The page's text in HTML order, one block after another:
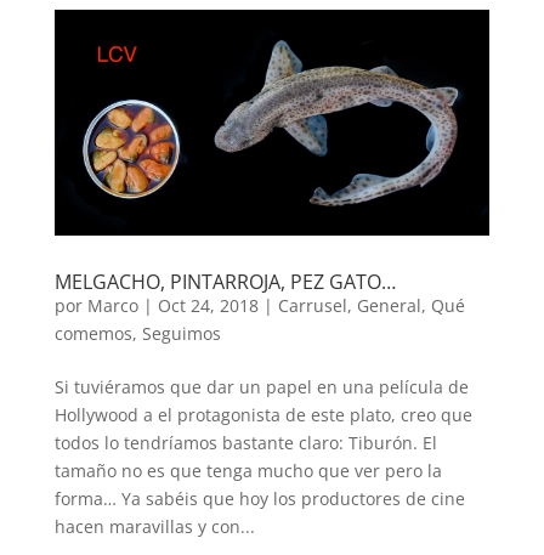
MELGACHO, PINTARROJA, PEZ GATO…
por Marco| Oct 24, 2018| Carrusel, General, Qué
comemos, Seguimos
Si tuviéramos que dar un papel en una película de
Hollywood a el protagonista de este plato, creo que
todos lo tendríamos bastante claro: Tiburón. El
tamaño no es que tenga mucho que ver pero la
forma… Ya sabéis que hoy los productores de cine
hacen maravillas y con...